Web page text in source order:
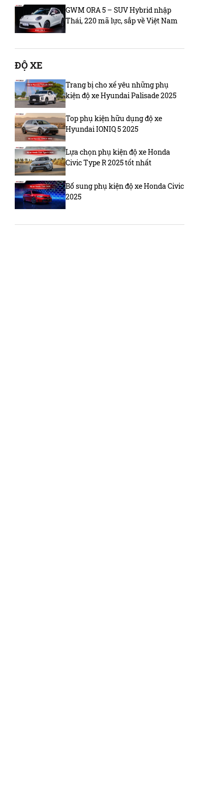
GWM ORA 5 – SUV Hybrid nhập
Thái, 220 mã lực, sắp về Việt Nam
ĐỘ XE
Trang bị cho xế yêu những phụ
kiện độ xe Hyundai Palisade 2025
Top phụ kiện hữu dụng độ xe
Hyundai IONIQ 5 2025
Lựa chọn phụ kiện độ xe Honda
Civic Type R 2025 tốt nhất
Bổ sung phụ kiện độ xe Honda Civic
2025